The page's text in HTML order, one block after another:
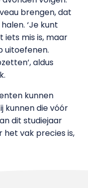
brengen, dat
‘Je kunt
mis is, maar
uitoefenen.
aldus
kunnen
kunnen die vóór
dit studiejaar
het vak precies is,